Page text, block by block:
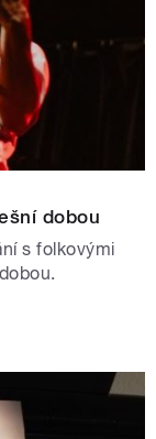
dobou
s folkovými